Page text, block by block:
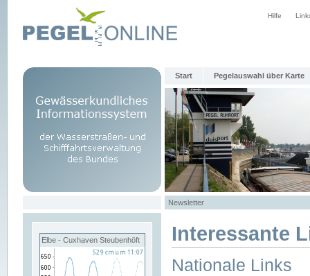
Hilfe
Start Pegelauswahl über Karte
Newsletter
Elbe - Cuxhaven Steubenhöft Interessante
Nationale Links